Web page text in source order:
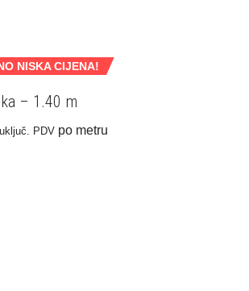
NISKA CIJENA!
– 1.40 m
uključ. PDV po metru